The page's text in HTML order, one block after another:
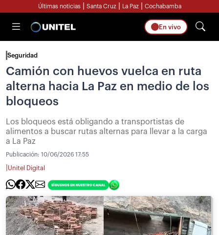
Últimas noticias Santa Cruz La Paz Cochabamba
En vivo
Seguridad
Camión con huevos vuelca en ruta
alterna hacia La Paz en medio de los
bloqueos
Los bloqueos está obligando a transportistas de
alimentos a buscar rutas alternas para llevar a la carga
a La Paz
Publicación: 10/06/2026 17:55
Unitel Digital